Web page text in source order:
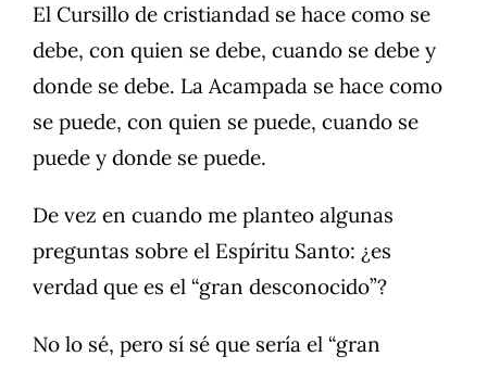
El Cursillo de cristiandad se hace como se
debe, con quien se debe, cuando se debe y
donde se debe. La Acampada se hace como
se puede, con quien se puede, cuando se
puede y donde se puede.
De vez en cuando me planteo algunas
preguntas sobre el Espíritu Santo: ¿es
verdad que es el “gran desconocido”?
No lo sé, pero sí sé que sería el “gran